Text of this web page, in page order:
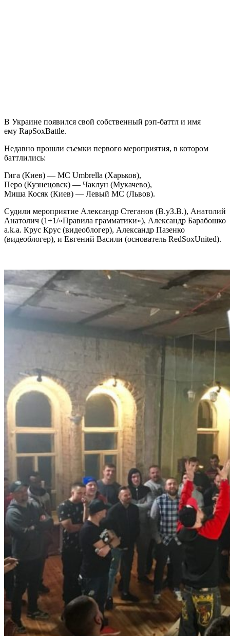
В Украине появился свой собственный рэп-баттл и имя
ему RapSoxBattle.
Недавно прошли съемки первого мероприятия, в котором
баттлились:
Гига (Киев) — МС Umbrella (Харьков),
Перо (Кузнецовск) — Чаклун (Мукачево),
Миша Косяк (Киев) — Левый МС (Львов).
Судили мероприятие Александр Стеганов (В.уЗ.В.), Анатолий
Анатолич (1+1/»Правила грамматики»), Александр Барабошко
a.k.a. Крус Крус (видеоблогер), Александр Пазенко
(видеоблогер), и Евгений Васили (основатель RedSoxUnited).